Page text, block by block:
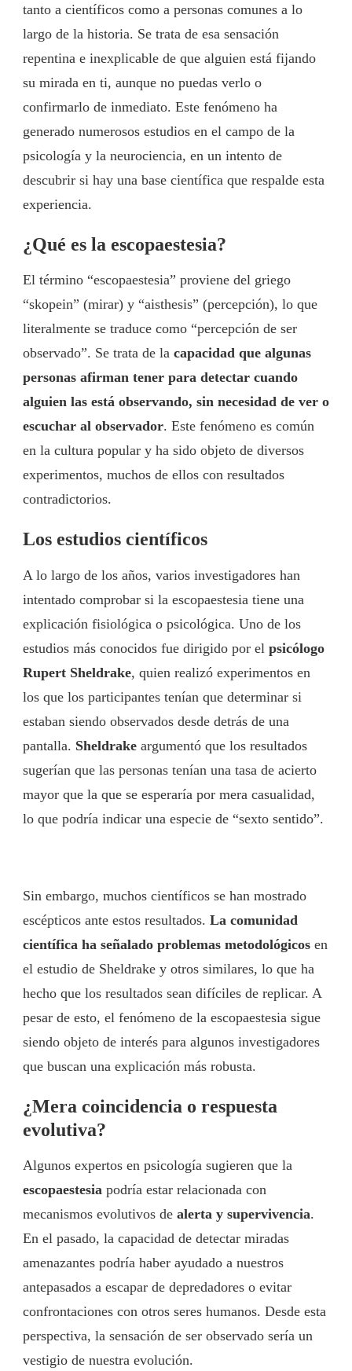
tanto a científicos como a personas comunes a lo
largo de la historia. Se trata de esa sensación
repentina e inexplicable de que alguien está fijando
su mirada en ti, aunque no puedas verlo o
confirmarlo de inmediato. Este fenómeno ha
generado numerosos estudios en el campo de la
psicología y la neurociencia, en un intento de
descubrir si hay una base científica que respalde esta
experiencia.
¿Qué es la escopaestesia?
El término “escopaestesia” proviene del griego
“skopein” (mirar) y “aisthesis” (percepción), lo que
literalmente se traduce como “percepción de ser
observado”. Se trata de la capacidad que algunas
personas afirman tener para detectar cuando
alguien las está observando, sin necesidad de ver o
escuchar al observador. Este fenómeno es común
en la cultura popular y ha sido objeto de diversos
experimentos, muchos de ellos con resultados
contradictorios.
Los estudios científicos
A lo largo de los años, varios investigadores han
intentado comprobar si la escopaestesia tiene una
explicación fisiológica o psicológica. Uno de los
estudios más conocidos fue dirigido por el psicólogo
Rupert Sheldrake, quien realizó experimentos en
los que los participantes tenían que determinar si
estaban siendo observados desde detrás de una
pantalla. Sheldrake argumentó que los resultados
sugerían que las personas tenían una tasa de acierto
mayor que la que se esperaría por mera casualidad,
lo que podría indicar una especie de “sexto sentido”.
Sin embargo, muchos científicos se han mostrado
escépticos ante estos resultados. La comunidad
científica ha señalado problemas metodológicos en
el estudio de Sheldrake y otros similares, lo que ha
hecho que los resultados sean difíciles de replicar. A
pesar de esto, el fenómeno de la escopaestesia sigue
siendo objeto de interés para algunos investigadores
que buscan una explicación más robusta.
¿Mera coincidencia o respuesta
evolutiva?
Algunos expertos en psicología sugieren que la
escopaestesia podría estar relacionada con
mecanismos evolutivos de alerta y supervivencia.
En el pasado, la capacidad de detectar miradas
amenazantes podría haber ayudado a nuestros
antepasados a escapar de depredadores o evitar
confrontaciones con otros seres humanos. Desde esta
perspectiva, la sensación de ser observado sería un
vestigio de nuestra evolución.